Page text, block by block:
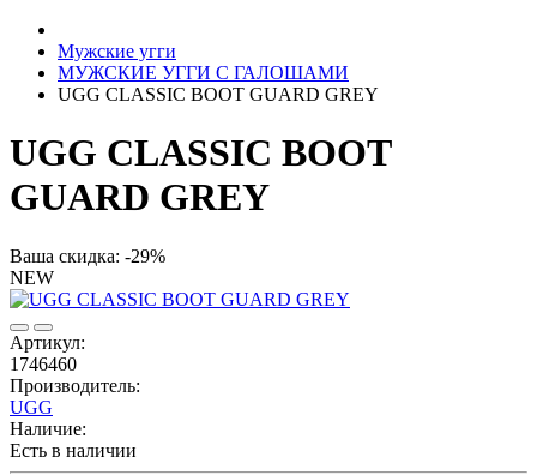
Мужские угги
МУЖСКИЕ УГГИ С ГАЛОШАМИ
UGG CLASSIC BOOT GUARD GREY
UGG CLASSIC BOOT
GUARD GREY
Ваша скидка: -29%
NEW
Артикул:
1746460
Производитель:
UGG
Наличие:
Есть в наличии